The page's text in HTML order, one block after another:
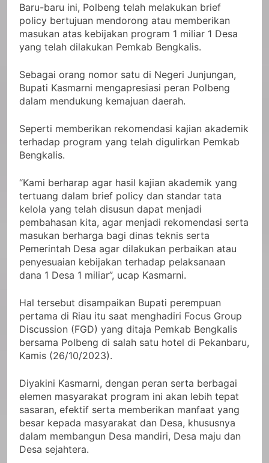
Baru-baru ini, Polbeng telah melakukan brief
policy bertujuan mendorong atau memberikan
masukan atas kebijakan program 1 miliar 1 Desa
yang telah dilakukan Pemkab Bengkalis.
Sebagai orang nomor satu di Negeri Junjungan,
Bupati Kasmarni mengapresiasi peran Polbeng
dalam mendukung kemajuan daerah.
Seperti memberikan rekomendasi kajian akademik
terhadap program yang telah digulirkan Pemkab
Bengkalis.
“Kami berharap agar hasil kajian akademik yang
tertuang dalam brief policy dan standar tata
kelola yang telah disusun dapat menjadi
pembahasan kita, agar menjadi rekomendasi serta
masukan berharga bagi dinas teknis serta
Pemerintah Desa agar dilakukan perbaikan atau
penyesuaian kebijakan terhadap pelaksanaan
dana 1 Desa 1 miliar”, ucap Kasmarni.
Hal tersebut disampaikan Bupati perempuan
pertama di Riau itu saat menghadiri Focus Group
Discussion (FGD) yang ditaja Pemkab Bengkalis
bersama Polbeng di salah satu hotel di Pekanbaru,
Kamis (26/10/2023).
Diyakini Kasmarni, dengan peran serta berbagai
elemen masyarakat program ini akan lebih tepat
sasaran, efektif serta memberikan manfaat yang
besar kepada masyarakat dan Desa, khususnya
dalam membangun Desa mandiri, Desa maju dan
Desa sejahtera.